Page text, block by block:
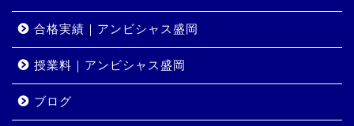
合格実績｜アンビシャス盛岡
授業料｜アンビシャス盛岡
ブログ